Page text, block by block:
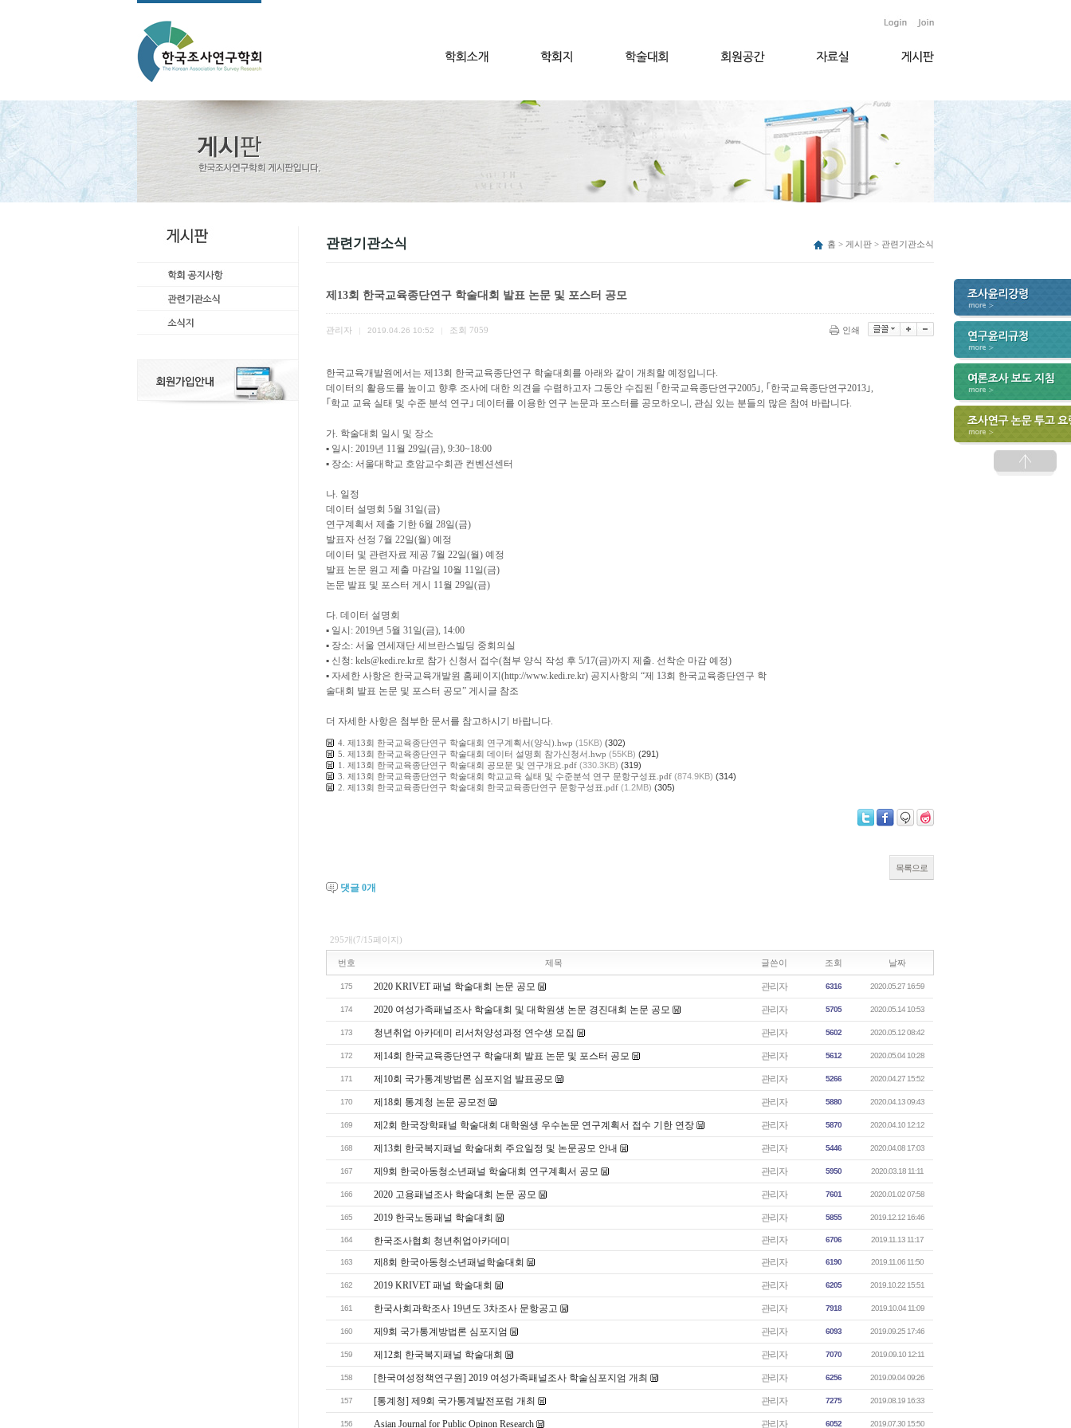
관련기관소식 홈 > 게시판 > 관련기관소식
제13회 한국교육종단연구 학술대회 발표 논문 및 포스터 공모
관리자 2019.04.26 10:52 조회 7059 인쇄
한국교육개발원에서는 제13회 한국교육종단연구 학술대회를 아래와 같이 개최할 예정입니다.
데이터의 활용도를 높이고 향후 조사에 대한 의견을 수렴하고자 그동안 수집된 ｢한국교육종단연구2005｣, ｢한국교육종단연구2013｣,
｢학교 교육 실태 및 수준 분석 연구｣ 데이터를 이용한 연구 논문과 포스터를 공모하오니, 관심 있는 분들의 많은 참여 바랍니다.
가. 학술대회 일시 및 장소
▪ 일시: 2019년 11월 29일(금), 9:30~18:00
▪ 장소: 서울대학교 호암교수회관 컨벤션센터
나. 일정
데이터 설명회 5월 31일(금)
연구계획서 제출 기한 6월 28일(금)
발표자 선정 7월 22일(월) 예정
데이터 및 관련자료 제공 7월 22일(월) 예정
발표 논문 원고 제출 마감일 10월 11일(금)
논문 발표 및 포스터 게시 11월 29일(금)
다. 데이터 설명회
▪ 일시: 2019년 5월 31일(금), 14:00
▪ 장소: 서울 연세재단 세브란스빌딩 중회의실
▪ 신청: kels@kedi.re.kr로 참가 신청서 접수(첨부 양식 작성 후 5/17(금)까지 제출. 선착순 마감 예정)
▪ 자세한 사항은 한국교육개발원 홈페이지(http://www.kedi.re.kr) 공지사항의 “제 13회 한국교육종단연구 학
술대회 발표 논문 및 포스터 공모” 게시글 참조
더 자세한 사항은 첨부한 문서를 참고하시기 바랍니다.
4. 제13회 한국교육종단연구 학술대회 연구계획서(양식).hwp (15KB) (302)
5. 제13회 한국교육종단연구 학술대회 데이터 설명회 참가신청서.hwp (55KB) (291)
1. 제13회 한국교육종단연구 학술대회 공모문 및 연구개요.pdf (330.3KB) (319)
3. 제13회 한국교육종단연구 학술대회 학교교육 실태 및 수준분석 연구 문항구성표.pdf (874.9KB) (314)
2. 제13회 한국교육종단연구 학술대회 한국교육종단연구 문항구성표.pdf (1.2MB) (305)
목록으로
댓글 0개
295개(7/15페이지)
번호 제목 글쓴이 조회 날짜
175 2020 KRIVET 패널 학술대회 논문 공모 관리자 6316 2020.05.27 16:59
174 2020 여성가족패널조사 학술대회 및 대학원생 논문 경진대회 논문 공모 관리자 5705 2020.05.14 10:53
173 청년취업 아카데미 리서처양성과정 연수생 모집 관리자 5602 2020.05.12 08:42
172 제14회 한국교육종단연구 학술대회 발표 논문 및 포스터 공모 관리자 5612 2020.05.04 10:28
171 제10회 국가통계방법론 심포지엄 발표공모 관리자 5266 2020.04.27 15:52
170 제18회 통계청 논문 공모전 관리자 5880 2020.04.13 09:43
169 제2회 한국장학패널 학술대회 대학원생 우수논문 연구계획서 접수 기한 연장 관리자 5870 2020.04.10 12:12
168 제13회 한국복지패널 학술대회 주요일정 및 논문공모 안내 관리자 5446 2020.04.08 17:03
167 제9회 한국아동청소년패널 학술대회 연구계획서 공모 관리자 5950 2020.03.18 11:11
166 2020 고용패널조사 학술대회 논문 공모 관리자 7601 2020.01.02 07:58
165 2019 한국노동패널 학술대회 관리자 5855 2019.12.12 16:46
164 한국조사협회 청년취업아카데미 관리자 6706 2019.11.13 11:17
163 제8회 한국아동청소년패널학술대회 관리자 6190 2019.11.06 11:50
162 2019 KRIVET 패널 학술대회 관리자 6205 2019.10.22 15:51
161 한국사회과학조사 19년도 3차조사 문항공고 관리자 7918 2019.10.04 11:09
160 제9회 국가통계방법론 심포지엄 관리자 6093 2019.09.25 17:46
159 제12회 한국복지패널 학술대회 관리자 7070 2019.09.10 12:11
158 [한국여성정책연구원] 2019 여성가족패널조사 학술심포지엄 개최 관리자 6256 2019.09.04 09:26
157 [통계청] 제9회 국가통계발전포럼 개최 관리자 7275 2019.08.19 16:33
156 Asian Journal for Public Opinon Research 관리자 6052 2019.07.30 15:50